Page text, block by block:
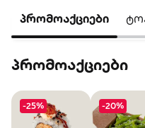
პრომოაქციები
პრომოაქციები
-25% -20%